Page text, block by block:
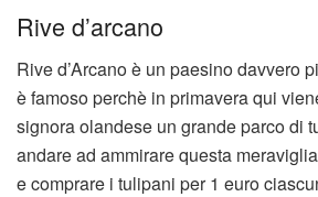
Rive d’arcano
Rive d’Arcano è un paesino davvero
è famoso perchè in primavera qui
signora olandese un grande parco di
andare ad ammirare questa
e comprare i tulipani per 1 euro